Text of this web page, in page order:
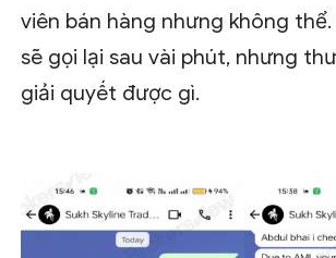
viên bán hàng nhưng không
sẽ gọi lại sau vài phút, nhưng
giải quyết được gì.